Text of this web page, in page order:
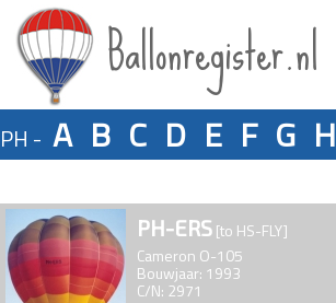
Ballonregister.nl
PH - A B C D E F G H
PH-ERS[to HS-FLY]
Cameron O-105
Bouwjaar: 1993
C/N: 2971